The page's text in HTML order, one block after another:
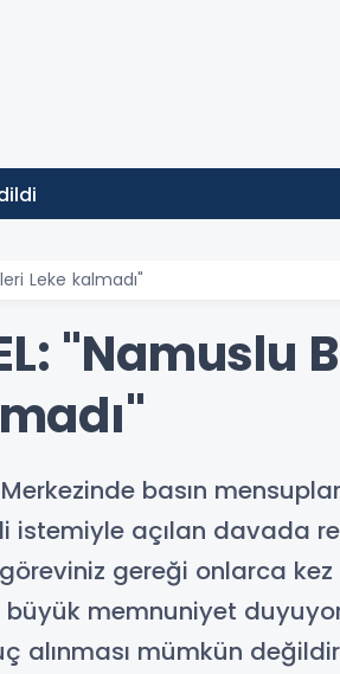
Leke kalmadı"
"Namuslu
basın
istemiyle açılan davada
gereği onlarca
memnuniyet
alınması mümkün